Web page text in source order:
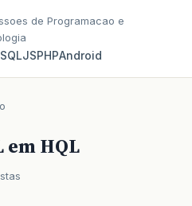
de Programacao e
SQLJSPHPAndroid
em HQL